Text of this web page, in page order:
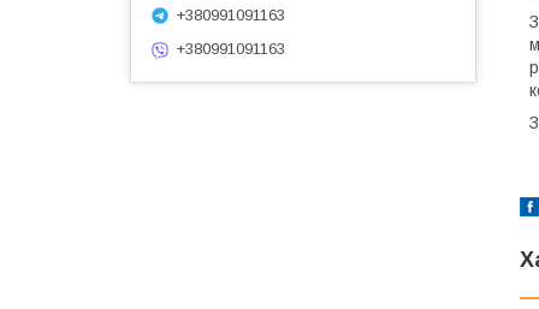
+380991091163
+380991091163